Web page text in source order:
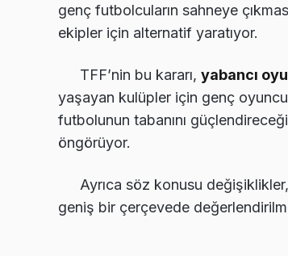
genç futbolcuların sahneye
ekipler için alternatif yaratıyor.
TFF’nin bu kararı, yabancı
yaşayan kulüpler için genç
futbolunun tabanını
öngörüyor.
Ayrıca söz konusu
geniş bir çerçevede